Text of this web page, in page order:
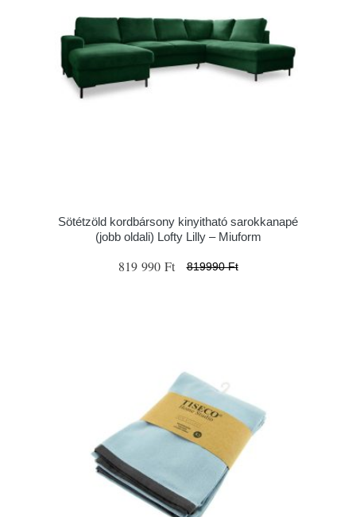
Sötétzöld kordbársony kinyitható sarokkanapé
(jobb oldali) Lofty Lilly – Miuform
819 990 Ft 819990 Ft